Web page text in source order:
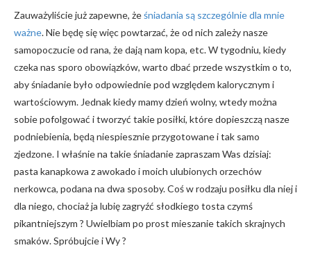
Zauważyliście już zapewne, żeśniadania są szczególnie dla mnie
ważne. Nie będę się więc powtarzać, że od nich zależy nasze
samopoczucie od rana, że dają nam kopa, etc. W tygodniu, kiedy
czeka nas sporo obowiązków, warto dbać przede wszystkim o to,
aby śniadanie było odpowiednie pod względem kalorycznym i
wartościowym. Jednak kiedy mamy dzień wolny, wtedy można
sobie pofolgować i tworzyć takie posiłki, które dopieszczą nasze
podniebienia, będą niespiesznie przygotowane i tak samo
zjedzone. I właśnie na takie śniadanie zapraszam Was dzisiaj:
pasta kanapkowa z awokado i moich ulubionych orzechów
nerkowca, podana na dwa sposoby. Coś w rodzaju posiłku dla niej i
dla niego, chociaż ja lubię zagryźć słodkiego tosta czymś
pikantniejszym ? Uwielbiam po prost mieszanie takich skrajnych
smaków. Spróbujcie i Wy ?